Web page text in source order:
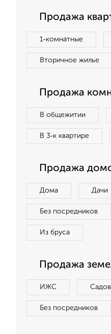
Продажа
1‑комнатные
Вторичное жилье
Продажа
В общежитии
В 3‑к квартире
Продажа
Дома Дачи
Без посредников
Из бруса
Продажа
ИЖС
Без посредников